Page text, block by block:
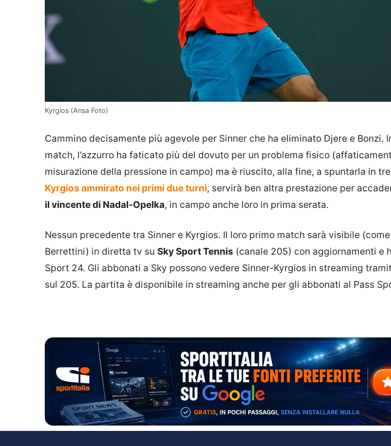
Kyrgios (Ansa Foto)
Cammino decisamente più agevole per Sinner che ha eliminato Djere e Bonzi.
match, l’azzurro ha faticato più del dovuto per un problema fisico
misurazione della pressione in campo) ma è riuscito, alla fine, a spuntarla in
Kyrgios ammirato nei primi due turni, servirà ben altra prestazione per
il vincente di Nadal-Opelka, in campo anche loro in prima serata.
Nessun precedente tra Sinner e Kyrgios. Il loro primo match sarà visibile
Berrettini) in diretta tv su Sky Sport Tennis (canale 205) con aggiornamenti e
Sport 24. Gli abbonati a Sky possono vedere Sinner-Kyrgios in streaming
sul 205. La partita è disponibile in streaming anche per gli abbonati al Pass